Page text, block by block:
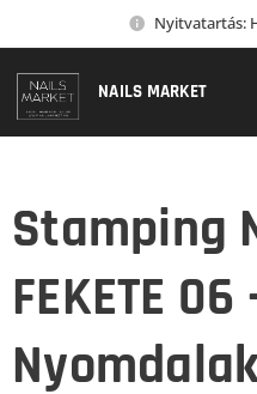
Nyitvatartás:
NAILS MARKET
Stamping
FEKETE 06